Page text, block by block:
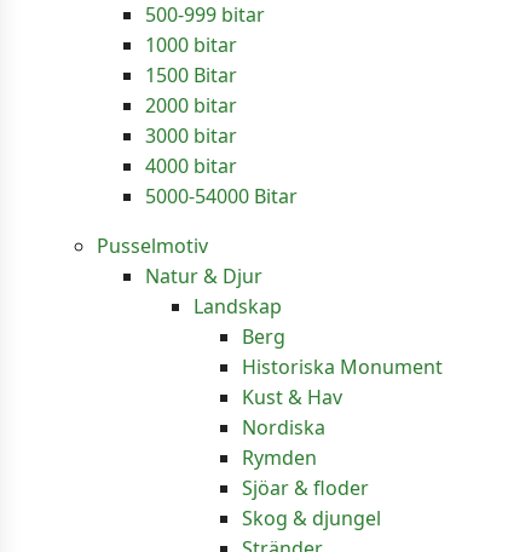
500-999 bitar
1000 bitar
1500 Bitar
2000 bitar
3000 bitar
4000 bitar
5000-54000 Bitar
Pusselmotiv
Natur & Djur
Landskap
Berg
Historiska Monument
Kust & Hav
Nordiska
Rymden
Sjöar & floder
Skog & djungel